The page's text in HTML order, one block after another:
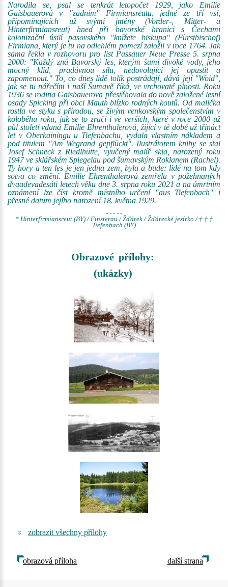
Narodila se, psal se tenkrát letopočet 1929, jako Emilie
Gaisbauerová v "zadním" Firmiansreutu, jedné ze tří vsí,
připomínajících už svými jmény (Vorder-, Mitter- a
Hinterfirmiansreut) hned při bavorské hranici s Čechami
kolonizační úsilí pasovského "knížete biskupa" (Fürstbischof)
Firmiana, který je tu na odlehlém pomezí založil v roce 1764. Jak
sama řekla v rozhovoru pro list Passauer Neue Presse 5. srpna
2000: "Každý zná Bavorský les, kterým šumí divoké vody, jeho
mocný klid, pradávnou sílu, nedovolující jej opustit a
zapomenout." To, co dnes lidé tolik postrádají, dává její "Woid",
jak se tu nářečím i naší Šumavě říká, ve vrchovaté plnosti. Roku
1936 se rodina Gaisbauerova přestěhovala do nově založené lesní
osady Spicking při obci Mauth blízko rodných koutů. Od malička
rostla ve styku s přírodou, se živým venkovským společenstvím v
koloběhu roku, jak se to zračí i ve verších, které v roce 2000 už
půl století vdaná Emilie Ehrenthalerová, žijící v té době už třináct
let v Oberkainingu u Tiefenbachu, vydala vlastním nákladem a
pod titulem "Am Wegrand gepflückt". Ilustrátorem knihy se stal
Josef Schneck z Riedlhütte, vyučený malíř skla, narozený roku
1947 ve sklářském Spiegelau pod šumavským Roklanem (Rachel).
Ty hory a ten les je jen jedna zem, byla a bude: lidé na tom kdy
sotva co změní. Emilie Ehrenthalerová zemřela v požehnaných
dvaadevadesáti letech věku dne 3. srpna roku 2021 a na úmrtním
oznámení lze číst kromě místního určení "aus Tiefenbach" i
přesné datum jejího narození 18. května 1929.
- - - - -
* Hinterfirmiansreut (BY) / Finsterau / Žďárek / Žďárecké jezírko / † † †
Tiefenbach (BY)
Obrazové přílohy:
(ukázky)
zobrazit všechny přílohy
obrazová příloha další strana